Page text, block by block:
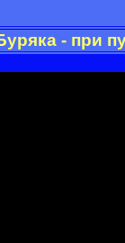
- при